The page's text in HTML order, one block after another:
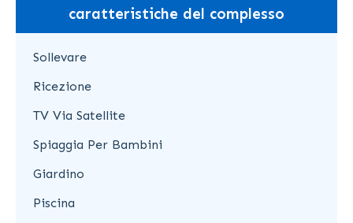
caratteristiche del complesso
Sollevare
Ricezione
TV Via Satellite
Spiaggia Per Bambini
Giardino
Piscina